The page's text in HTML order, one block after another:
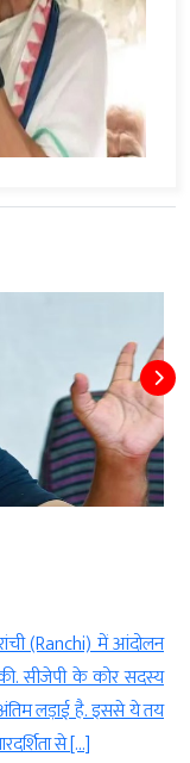
(Ranchi) में आंदोलन
सीजेपी के कोर सदस्य
लड़ाई है. इससे ये तय
से […]
नई